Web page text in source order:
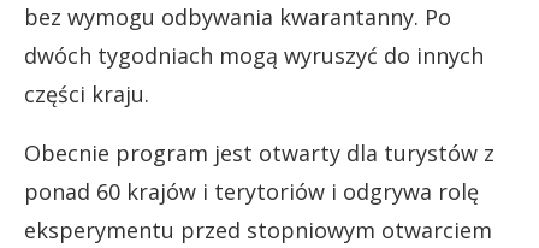
bez wymogu odbywania kwarantanny. Po
dwóch tygodniach mogą wyruszyć do innych
części kraju.
Obecnie program jest otwarty dla turystów z
ponad 60 krajów i terytoriów i odgrywa rolę
eksperymentu przed stopniowym otwarciem